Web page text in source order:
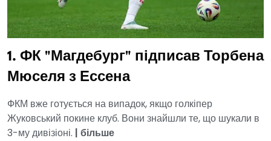
1. ФК "Магдебург" підписав Торбена
Мюселя з Ессена
ФКМ вже готується на випадок, якщо голкіпер
Жуковський покине клуб. Вони знайшли те, що шукали в
3-му дивізіоні. | більше